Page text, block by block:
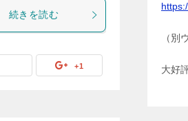
続きを読む
+1
（別
大好